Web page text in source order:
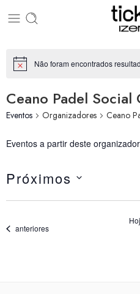
Aviso Não foram encontrados
Ceano Padel Social
Eventos Organizadores Ceano
Eventos a partir deste organizador
Próximos
a
Eventos
anteriores